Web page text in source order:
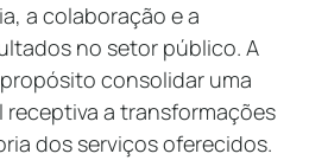
a colaboração e a
no setor público. A
consolidar uma
a transformações
dos serviços oferecidos.